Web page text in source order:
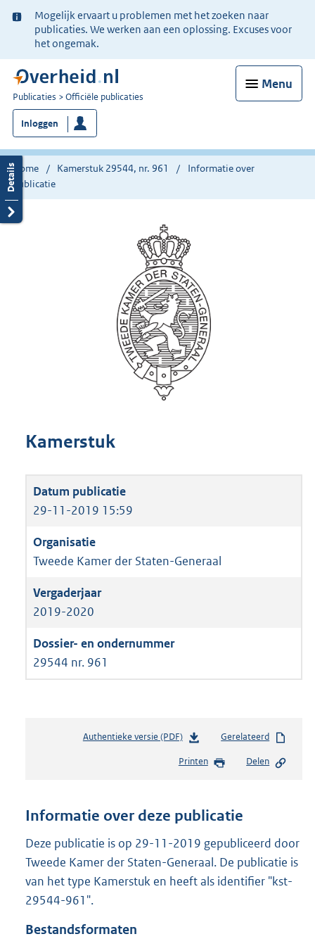
Ter
informatie:
Mogelijk ervaart u problemen met het zoeken naar
publicaties. We werken aan een oplossing. Excuses voor
het ongemak.
Menu
U
bent
nu
hier:
Publicaties Officiële publicaties
Inloggen
Home Kamerstuk 29544, nr. 961
Informatie over
publicatie
Kamerstuk
29-11-2019 15:59
Tweede Kamer der Staten-Generaal
2019-2020
29544 nr. 961
Authentieke versie (PDF)b
s
n
s
r
o
Gerelateerd
Printen Delen
Informatie over deze publicatie
Deze publicatie is op 29-11-2019 gepubliceerd door
Tweede Kamer der Staten-Generaal. De publicatie is
van het type Kamerstuk en heeft als identifier "kst-
29544-961".
Bestandsformaten